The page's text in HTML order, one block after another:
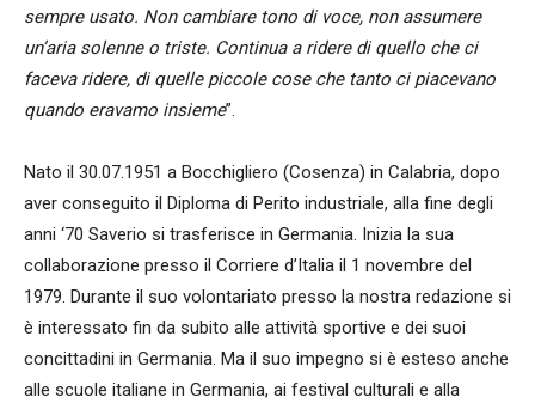
sempre usato. Non cambiare tono di voce, non assumere
un’aria solenne o triste. Continua a ridere di quello che ci
faceva ridere, di quelle piccole cose che tanto ci piacevano
quando eravamo insieme”.
Nato il 30.07.1951 a Bocchigliero (Cosenza) in Calabria, dopo
aver conseguito il Diploma di Perito industriale, alla fine degli
anni ‘70 Saverio si trasferisce in Germania. Inizia la sua
collaborazione presso il Corriere d’Italia il 1 novembre del
1979. Durante il suo volontariato presso la nostra redazione si
è interessato fin da subito alle attività sportive e dei suoi
concittadini in Germania. Ma il suo impegno si è esteso anche
alle scuole italiane in Germania, ai festival culturali e alla